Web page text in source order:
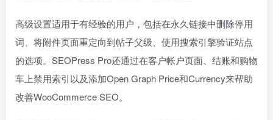
高级设置适用于有经验的用户，包括在永久链接中删除停用
词、将附件页面重定向到帖子父级、使用搜索引擎验证站点
的选项。SEOPress Pro还通过在客户帐户页面、结账和购物
车上禁用索引以及添加Open Graph Price和Currency来帮助
改善WooCommerce SEO。